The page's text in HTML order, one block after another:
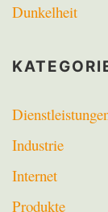
Dunkelheit
Industrie
Internet
Produkte